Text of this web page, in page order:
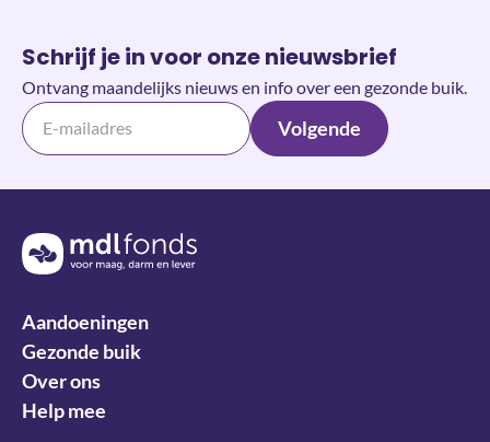
Schrijf je in voor onze nieuwsbrief
Ontvang maandelijks nieuws en info over een gezonde buik.
Volgende
Terug naar de homepage
Aandoeningen
Gezonde buik
Over ons
Help mee